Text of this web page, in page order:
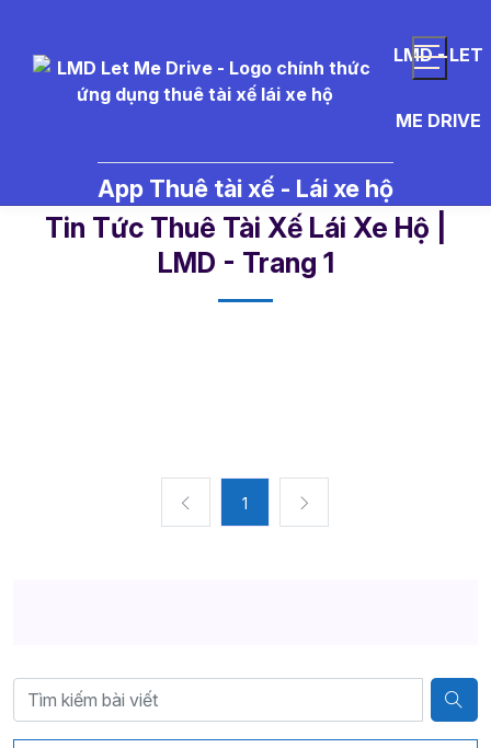
LMD - LET
ME DRIVE
App Thuê tài xế - Lái xe hộ
lai%20xe%20ho%20Can%20Tho -
Tin Tức Thuê Tài Xế Lái Xe Hộ |
LMD - Trang 1​
1